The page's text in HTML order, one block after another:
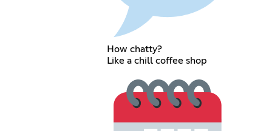
How chatty?
Like a chill coffee shop